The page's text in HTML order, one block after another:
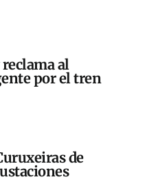
al
por el tren
de